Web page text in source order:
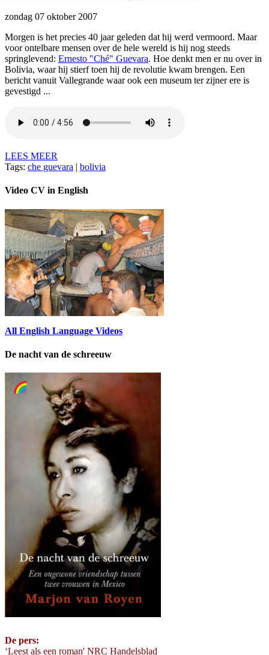
zondag 07 oktober 2007
Morgen is het precies 40 jaar geleden dat hij werd vermoord. Maar
voor ontelbare mensen over de hele wereld is hij nog steeds
springlevend: Ernesto "Ché" Guevara. Hoe denkt men er nu over in
Bolivia, waar hij stierf toen hij de revolutie kwam brengen. Een
bericht vanuit Vallegrande waar ook een museum ter zijner ere is
gevestigd ...
LEES MEER
Tags: che guevara | bolivia
Video CV in English
All English Language Videos
De nacht van de schreeuw
De pers:
‘Leest als een roman' NRC Handelsblad